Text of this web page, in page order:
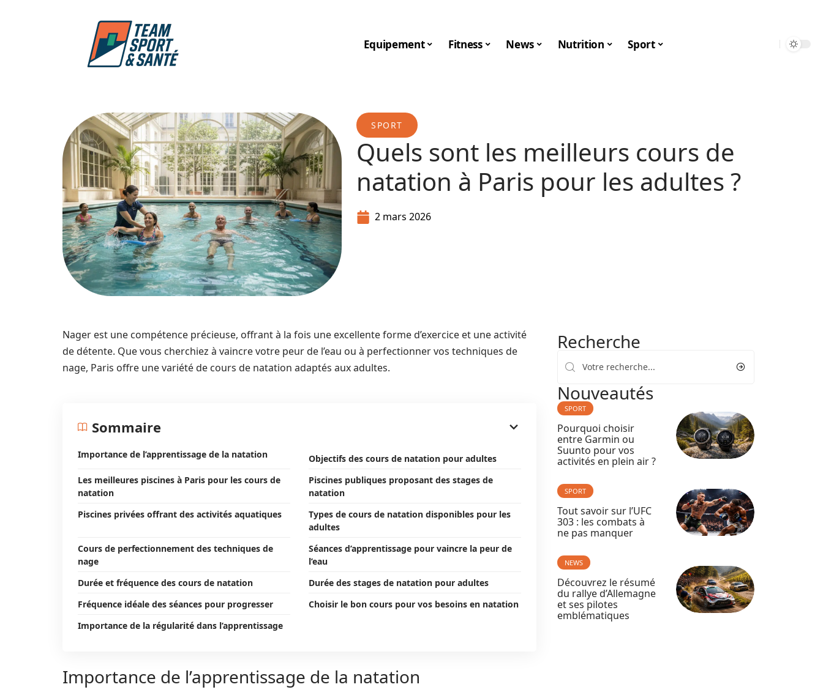
Equipement Fitness News Nutrition Sport
SPORT
Quels sont les meilleurs cours de
natation à Paris pour les adultes ?
2 mars 2026
Nager est une compétence précieuse, offrant à la fois une excellente forme d’exercice et une activité
de détente. Que vous cherchiez à vaincre votre peur de l’eau ou à perfectionner vos techniques de
nage, Paris offre une variété de cours de natation adaptés aux adultes.
Sommaire
Importance de l’apprentissage de la natation
Objectifs des cours de natation pour adultes
Les meilleures piscines à Paris pour les cours de
natation
Piscines publiques proposant des stages de
natation
Piscines privées offrant des activités aquatiques
Types de cours de natation disponibles pour les
adultes
Cours de perfectionnement des techniques de
nage
Séances d’apprentissage pour vaincre la peur de
l’eau
Durée et fréquence des cours de natation
Durée des stages de natation pour adultes
Fréquence idéale des séances pour progresser
Choisir le bon cours pour vos besoins en natation
Importance de la régularité dans l’apprentissage
Importance de l’apprentissage de la natation
Recherche
Nouveautés
SPORT
Pourquoi choisir
entre Garmin ou
Suunto pour vos
activités en plein air ?
SPORT
Tout savoir sur l’UFC
303 : les combats à
ne pas manquer
NEWS
Découvrez le résumé
du rallye d’Allemagne
et ses pilotes
emblématiques